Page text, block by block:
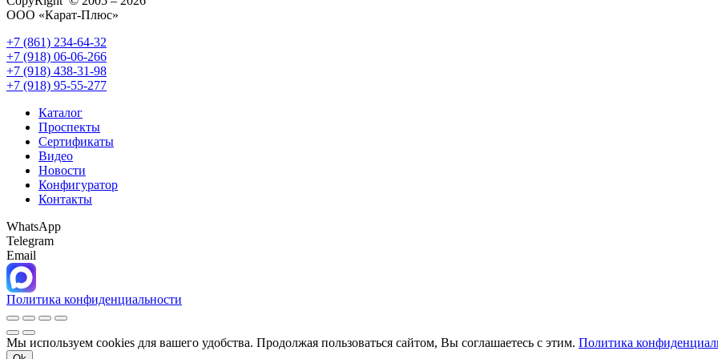
ООО «Карат-Плюс»
+7 (861) 234-64-32
+7 (918) 06-06-266
+7 (918) 438-31-98
+7 (918) 95-55-277
Каталог
Проспекты
Сертификаты
Видео
Новости
Конфигуратор
Контакты
WhatsApp
Telegram
Email
Политика конфиденциальности
Мы используем cookies для вашего удобства. Продолжая пользоваться сайтом, Вы соглашаетесь с этим. Политика